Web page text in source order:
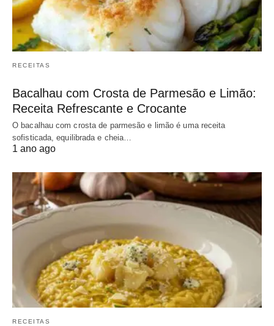
RECEITAS
Bacalhau com Crosta de Parmesão e Limão:
Receita Refrescante e Crocante
O bacalhau com crosta de parmesão e limão é uma receita
sofisticada, equilibrada e cheia…
1 ano ago
RECEITAS